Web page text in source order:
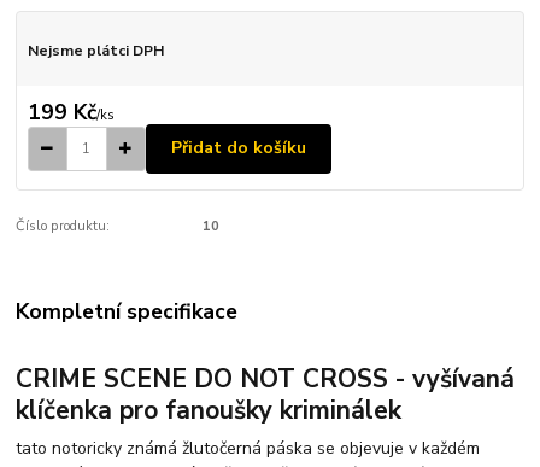
Nejsme plátci DPH
199 Kč/ks
Přidat do košíku
Číslo produktu: 10
Kompletní specifikace
CRIME SCENE DO NOT CROSS - vyšívaná
klíčenka pro fanoušky kriminálek
tato notoricky známá žlutočerná páska se objevuje v každém